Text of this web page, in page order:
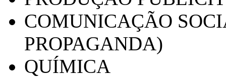
COMUNICAÇÃO
PROPAGANDA)
QUÍMICA